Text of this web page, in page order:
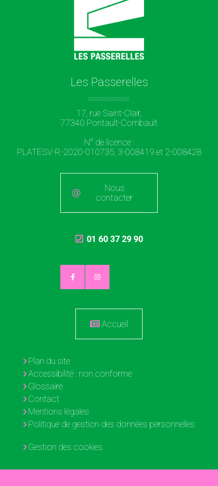
Les Passerelles
17, rue Saint-Clair,
77340 Pontault-Combault
N° de licence :
PLATESV-R-2020-010735, 3-008419 et 2-008428
Nous
contacter
01 60 37 29 90
Accueil
Plan du site
Accessibilité : non conforme
Glossaire
Contact
Mentions légales
Politique de gestion des données personnelles
Gestion des cookies